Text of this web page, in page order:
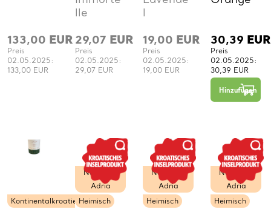
133,00 EUR
Preis
02.05.2025:
133,00 EUR
lle
29,07 EUR
Preis
02.05.2025:
29,07 EUR
l
19,00 EUR
Preis
02.05.2025:
19,00 EUR
30,39 EUR
Preis
02.05.2025:
30,39 EUR
Hinzufügen
KontinentalkroatienHeimisch
Nördliche
Adria
Heimisch
Nördliche
Adria
Heimisch
Nördliche
Adria